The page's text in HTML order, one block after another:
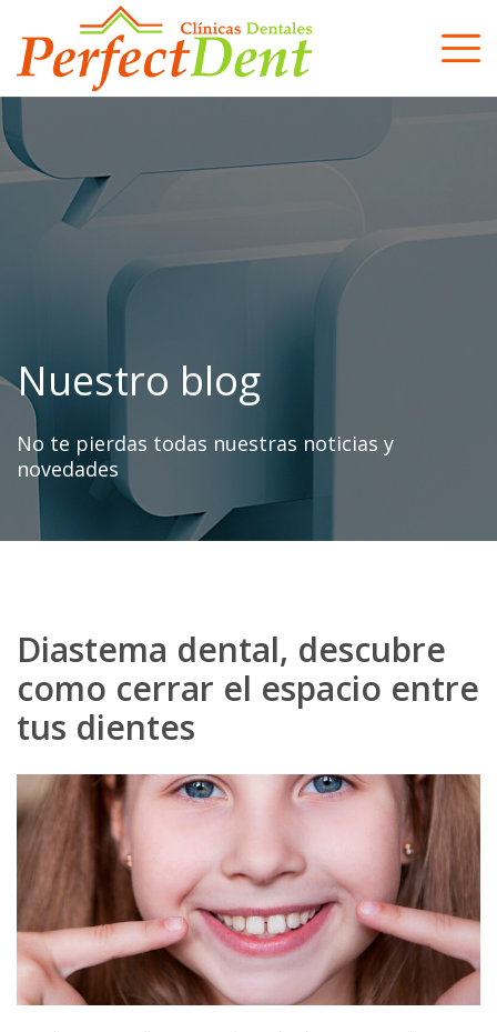
content
Nuestro blog
No te pierdas todas nuestras noticias y
novedades
Diastema dental, descubre
como cerrar el espacio entre
tus dientes